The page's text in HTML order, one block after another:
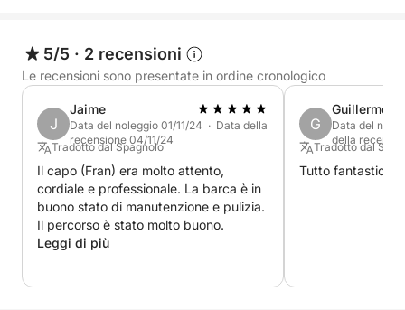
5/5 · 2 recensioni
Le recensioni sono presentate in ordine cronologico
J
Jaime
Data del noleggio 01/11/24 · Data della
recensione 04/11/24
Tradotto dal Spagnolo
Il capo (Fran) era molto attento,
cordiale e professionale. La barca è in
buono stato di manutenzione e pulizia.
Il percorso è stato molto buono.
Leggi di più
G
Guillermo
Data del
della
Tradotto dal
Tutto fantastico!